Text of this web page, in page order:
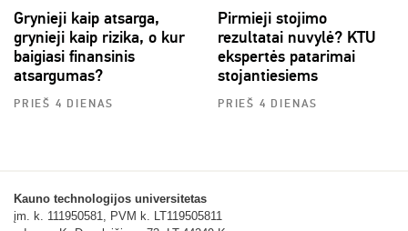
Grynieji kaip atsarga,
grynieji kaip rizika, o kur
baigiasi finansinis
atsargumas?
PRIEŠ 4 DIENAS
Pirmieji stojimo
rezultatai nuvylė? KTU
ekspertės patarimai
stojantiesiems
PRIEŠ 4 DIENAS
Kauno technologijos universitetas
įm. k. 111950581, PVM k. LT119505811